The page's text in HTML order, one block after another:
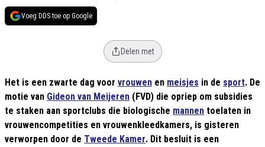
Voeg DDS toe op Google
Delen met
Het is een zwarte dag voor vrouwen en meisjes in de sport. De
motie van Gideon van Meijeren (FVD) die opriep om subsidies
te staken aan sportclubs die biologische mannen toelaten in
vrouwencompetities en vrouwenkleedkamers, is gisteren
verworpen door de Tweede Kamer. Dit besluit is een